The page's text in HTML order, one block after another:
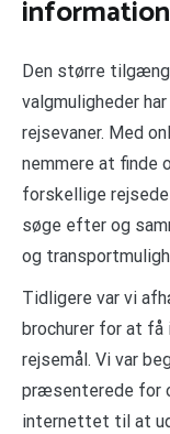
Den større
valgmuligheder
rejsevaner. Med
nemmere at finde
forskellige
søge efter og
og
Tidligere var vi
brochurer for at
rejsemål. Vi var
præsenterede for
internettet til at